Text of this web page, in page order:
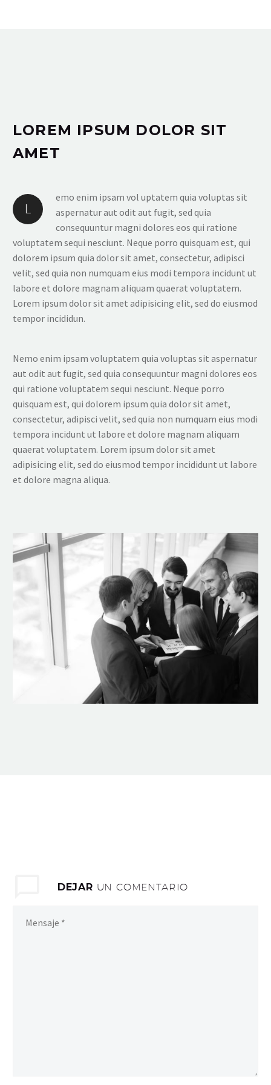
LOREM IPSUM DOLOR SIT
AMET
L
emo enim ipsam vol uptatem quia voluptas sit
aspernatur aut odit aut fugit, sed quia
consequuntur magni dolores eos qui ratione
voluptatem sequi nesciunt. Neque porro quisquam est, qui
dolorem ipsum quia dolor sit amet, consectetur, adipisci
velit, sed quia non numquam eius modi tempora incidunt ut
labore et dolore magnam aliquam quaerat voluptatem.
Lorem ipsum dolor sit amet adipisicing elit, sed do eiusmod
tempor incididun.
Nemo enim ipsam voluptatem quia voluptas sit aspernatur
aut odit aut fugit, sed quia consequuntur magni dolores eos
qui ratione voluptatem sequi nesciunt. Neque porro
quisquam est, qui dolorem ipsum quia dolor sit amet,
consectetur, adipisci velit, sed quia non numquam eius modi
tempora incidunt ut labore et dolore magnam aliquam
quaerat voluptatem. Lorem ipsum dolor sit amet
adipisicing elit, sed do eiusmod tempor incididunt ut labore
et dolore magna aliqua.
DEJAR UN COMENTARIO